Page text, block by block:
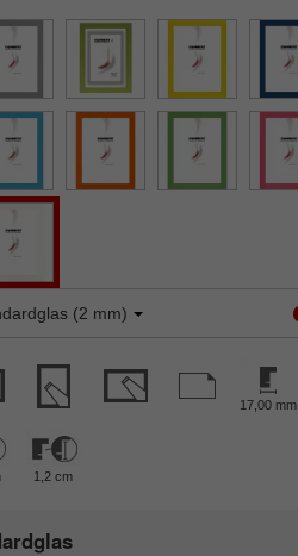
(2 mm)
17,00 mm
1,2 cm